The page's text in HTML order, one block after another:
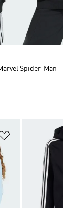
Añadir a la
Spider-Man